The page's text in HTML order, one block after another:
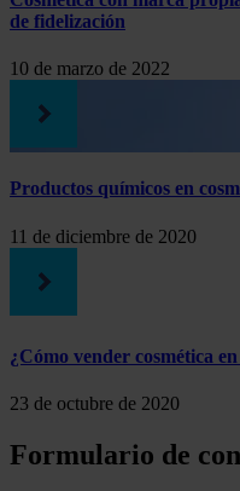
de fidelización
10 de marzo de 2022
Productos químicos en
11 de diciembre de 2020
¿Cómo vender cosmética
23 de octubre de 2020
Formulario de